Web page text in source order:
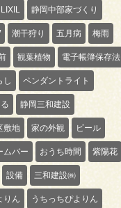
LIXIL 静岡中部家づくり
潮干狩り 五月病 梅雨
観葉植物 電子帳簿保存法
し ペンダントライト
静岡三和建設
敷地 家の外観 ビール
ムバー おうち時間 紫陽花
設備 三和建設㈱
りん うちっちぴよりん